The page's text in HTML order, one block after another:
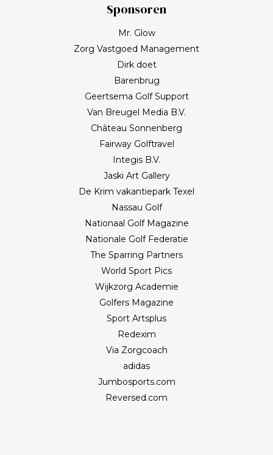
Sponsoren
Mr. Glow
Zorg Vastgoed Management
Dirk doet
Barenbrug
Geertsema Golf Support
Van Breugel Media B.V.
Château Sonnenberg
Fairway Golftravel
Integis B.V.
Jaski Art Gallery
De Krim vakantiepark Texel
Nassau Golf
Nationaal Golf Magazine
Nationale Golf Federatie
The Sparring Partners
World Sport Pics
Wijkzorg Academie
Golfers Magazine
Sport Artsplus
Redexim
Via Zorgcoach
adidas
Jumbosports.com
Reversed.com